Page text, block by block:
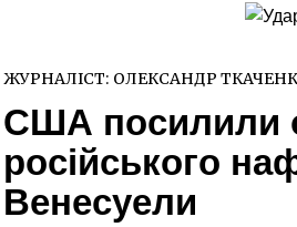
ЖУРНАЛІСТ: ОЛЕКСАНДР
США посилили
російського
Венесуели